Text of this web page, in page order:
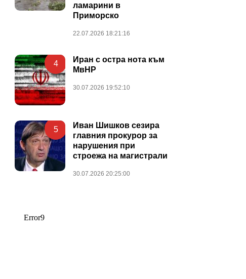
ламарини в
Приморско
22.07.2026 18:21:16
4
Иран с остра нота към
МвНР
30.07.2026 19:52:10
5
Иван Шишков сезира
главния прокурор за
нарушения при
строежа на магистрали
30.07.2026 20:25:00